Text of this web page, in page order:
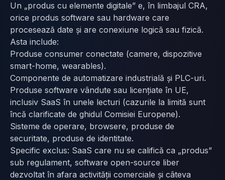
Un „produs cu elemente digitale” e, în limbajul CRA,
orice produs software sau hardware care
procesează date și are conexiune logică sau fizică.
Asta include:
Produse consumer conectate (camere, dispozitive
smart-home, wearables).
Componente de automatizare industrială și PLC-uri.
Produse software vândute sau licențiate în UE,
inclusiv SaaS în unele lecturi (cazurile la limită sunt
încă clarificate de ghidul Comisiei Europene).
Sisteme de operare, browsere, produse de
securitate, produse de identitate.
Specific exclus: SaaS care nu se califică ca „produs”
sub regulament, software open-source liber
dezvoltat în afara activității comerciale și câteva